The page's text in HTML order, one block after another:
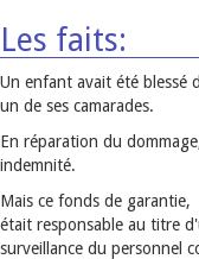
Les faits:
Un enfant avait été blessé
un de ses camarades.
En réparation du
indemnité.
Mais ce fonds de
était responsable au titre
surveillance du personnel